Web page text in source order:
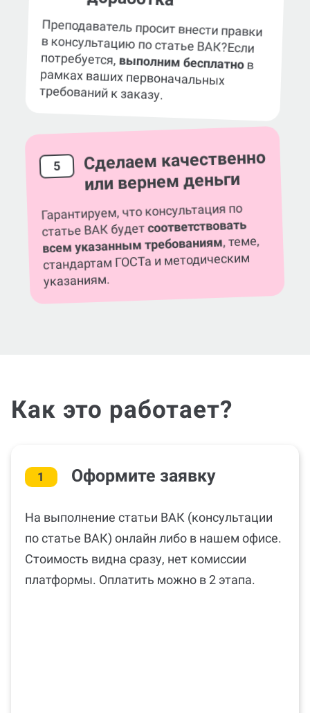
Преподаватель просит внести правки
в консультацию по статье ВАК?Если
потребуется,выполним бесплатнов
рамках ваших первоначальных
требований к заказу.
5 Сделаем качественно
или вернем деньги
Гарантируем, что консультация по
статье ВАК будетсоответствовать
всем указанным требованиям, теме,
стандартам ГОСТа и методическим
указаниям.
Как это работает?
1 Оформите заявку
На выполнение статьи ВАК (консультации
по статье ВАК) онлайн либо в нашем офисе.
Стоимость видна сразу, нет комиссии
платформы. Оплатить можно в 2 этапа.